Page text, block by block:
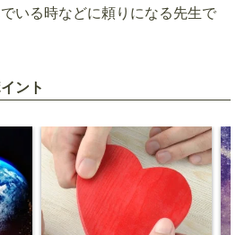
いる時などに頼りになる先生で
ント